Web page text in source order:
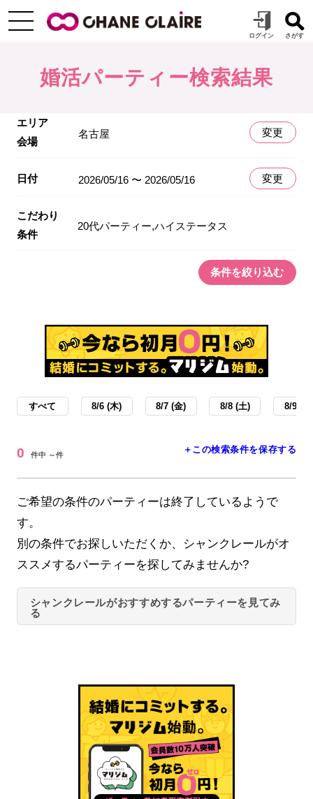
婚活パーティー検索結果
エリア
会場
名古屋 変更
日付 2026/05/16 〜 2026/05/16 変更
こだわり
条件
20代パーティー,ハイステータス
条件を絞り込む
すべて 8/6 (木) 8/7 (金) 8/8 (土) 8/9 (日
0 件中 ～件 ＋この検索条件を保存する
ご希望の条件のパーティーは終了しているようで
す。
別の条件でお探しいただくか、シャンクレールがオ
ススメするパーティーを探してみませんか?
シャンクレールがおすすめするパーティーを見てみ
る